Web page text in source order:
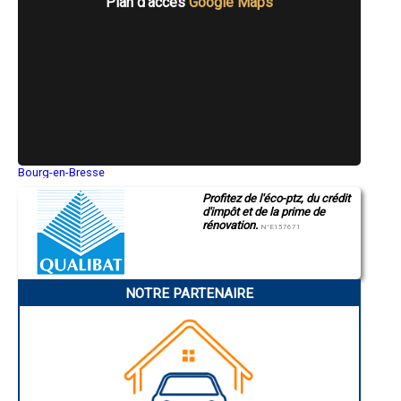
- Entreprise de rénovation immobilière à Bubry
- Entreprise de rénovation immobilière à Taupont
- Entreprise de rénovation immobilière à Inguiniel
- Entreprise de rénovation immobilière à Treffléan
- Entreprise de rénovation immobilière à Malansac
- Entreprise de rénovation immobilière à Le Sourn
- Entreprise de rénovation immobilière à Plouharnel
- Entreprise de rénovation immobilière à Saint-Thuriau
- Entreprise de rénovation immobilière à Langonnet
- Entreprise de rénovation immobilière à Peillac
- Entreprise de rénovation immobilière à Landaul
- Entreprise de rénovation immobilière à Pleucadeuc
- Entreprise de rénovation immobilière à Réguiny
- Entreprise de rénovation immobilière à Pénestin
- Entreprise de rénovation immobilière à Moustoir-Ac
Bourg-en-Bresse
Montluçon
Manosque
Gap
Charleville-Mézières
Pamiers
Narbonne
Profitez de l'éco-ptz, du crédit
d'impôt et de la prime de
rénovation. N°E157671
NOTRE PARTENAIRE